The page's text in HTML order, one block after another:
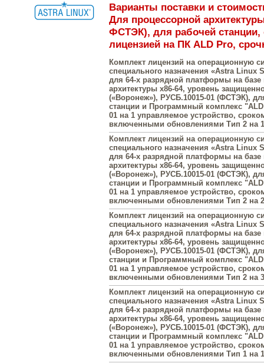
Варианты поставки и
Для процессорной
ФСТЭК), для рабочей станции,
лицензией на ПК ALD Pro,
Комплект лицензий на операционную
специального назначения «Astra Linux
для 64-х разрядной платформы на базе
архитектуры х86-64, уровень
(«Воронеж»), РУСБ.10015-01 (ФСТЭК),
станции и Программный комплекс
01 на 1 управляемое устройство,
включенными обновлениями Тип 2 на
Комплект лицензий на операционную
специального назначения «Astra Linux
для 64-х разрядной платформы на базе
архитектуры х86-64, уровень
(«Воронеж»), РУСБ.10015-01 (ФСТЭК),
станции и Программный комплекс
01 на 1 управляемое устройство,
включенными обновлениями Тип 2 на
Комплект лицензий на операционную
специального назначения «Astra Linux
для 64-х разрядной платформы на базе
архитектуры х86-64, уровень
(«Воронеж»), РУСБ.10015-01 (ФСТЭК),
станции и Программный комплекс
01 на 1 управляемое устройство,
включенными обновлениями Тип 2 на
Комплект лицензий на операционную
специального назначения «Astra Linux
для 64-х разрядной платформы на базе
архитектуры х86-64, уровень
(«Воронеж»), РУСБ.10015-01 (ФСТЭК),
станции и Программный комплекс
01 на 1 управляемое устройство,
включенными обновлениями Тип 1 на